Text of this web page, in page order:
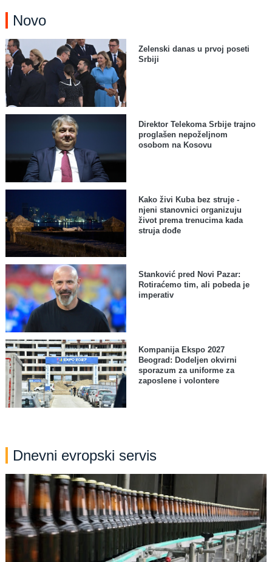
Novo
Zelenski danas u prvoj poseti
Srbiji
Direktor Telekoma Srbije trajno
proglašen nepoželjnom
osobom na Kosovu
Kako živi Kuba bez struje -
njeni stanovnici organizuju
život prema trenucima kada
struja dođe
Stanković pred Novi Pazar:
Rotiraćemo tim, ali pobeda je
imperativ
Kompanija Ekspo 2027
Beograd: Dodeljen okvirni
sporazum za uniforme za
zaposlene i volontere
Dnevni evropski servis